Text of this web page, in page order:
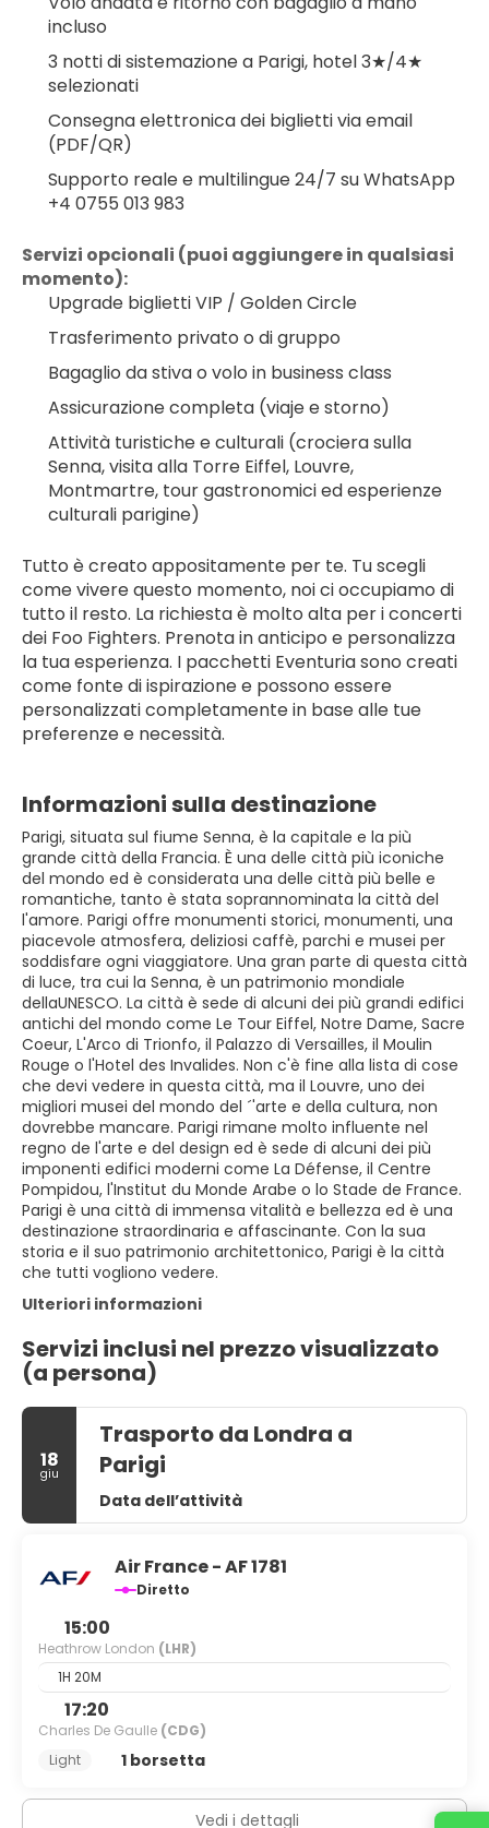
incluso
3 notti di sistemazione a Parigi, hotel 3★/4★
selezionati
Consegna elettronica dei biglietti via email
(PDF/QR)
Supporto reale e multilingue 24/7 su WhatsApp
+4 0755 013 983
Servizi opcionali (puoi aggiungere in qualsiasi
momento):
Upgrade biglietti VIP / Golden Circle
Trasferimento privato o di gruppo
Bagaglio da stiva o volo in business class
Assicurazione completa (viaje e storno)
Attività turistiche e culturali (crociera sulla
Senna, visita alla Torre Eiffel, Louvre,
Montmartre, tour gastronomici ed esperienze
culturali parigine)
Tutto è creato appositamente per te. Tu scegli
come vivere questo momento, noi ci occupiamo di
tutto il resto. La richiesta è molto alta per i concerti
dei Foo Fighters. Prenota in anticipo e personalizza
la tua esperienza. I pacchetti Eventuria sono creati
come fonte di ispirazione e possono essere
personalizzati completamente in base alle tue
preferenze e necessità.
Informazioni sulla destinazione
Parigi, situata sul fiume Senna, è la capitale e la più
grande città della Francia. È una delle città più iconiche
del mondo ed è considerata una delle città più belle e
romantiche, tanto è stata soprannominata la città del
l'amore. Parigi offre monumenti storici, monumenti, una
piacevole atmosfera, deliziosi caffè, parchi e musei per
soddisfare ogni viaggiatore. Una gran parte di questa città
di luce, tra cui la Senna, è un patrimonio mondiale
dellaUNESCO. La città è sede di alcuni dei più grandi edifici
antichi del mondo come Le Tour Eiffel, Notre Dame, Sacre
Coeur, L'Arco di Trionfo, il Palazzo di Versailles, il Moulin
Rouge o l'Hotel des Invalides. Non c'è fine alla lista di cose
che devi vedere in questa città, ma il Louvre, uno dei
migliori musei del mondo del ´'arte e della cultura, non
dovrebbe mancare. Parigi rimane molto influente nel
regno de l'arte e del design ed è sede di alcuni dei più
imponenti edifici moderni come La Défense, il Centre
Pompidou, l'Institut du Monde Arabe o lo Stade de France.
Parigi è una città di immensa vitalità e bellezza ed è una
destinazione straordinaria e affascinante. Con la sua
storia e il suo patrimonio architettonico, Parigi è la città
che tutti vogliono vedere.
Ulteriori informazioni
Servizi inclusi nel prezzo visualizzato
(a persona)
18
giu
Trasporto da Londra a
Parigi
Data dell’attività
Air France - AF 1781
Diretto
15:00
Heathrow London (LHR)
1H 20M
17:20
Charles De Gaulle (CDG)
Light
1 borsetta
Vedi i dettagli